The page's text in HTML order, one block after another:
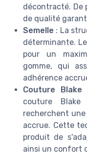
décontracté. De
de qualité
Semelle : La
déterminante.
pour un
gomme, qui
adhérence
Couture Blake
couture
recherchent
accrue. Cette
produit de
ainsi un confort